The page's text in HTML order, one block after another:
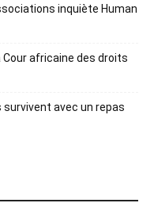
inquiète Human
Cour africaine des droits
survivent avec un repas